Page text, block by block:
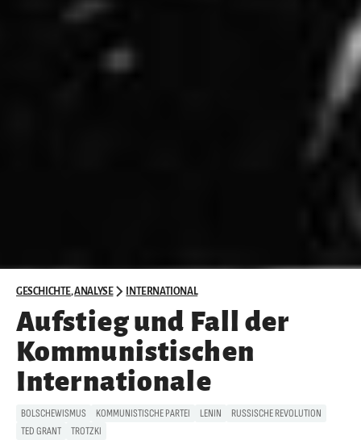
GESCHICHTE,ANALYSE INTERNATIONAL
Aufstieg und Fall der
Kommunistischen
Internationale
BOLSCHEWISMUS KOMMUNISTISCHE PARTEI LENIN
RUSSISCHE REVOLUTION
TED GRANT
TROTZKI